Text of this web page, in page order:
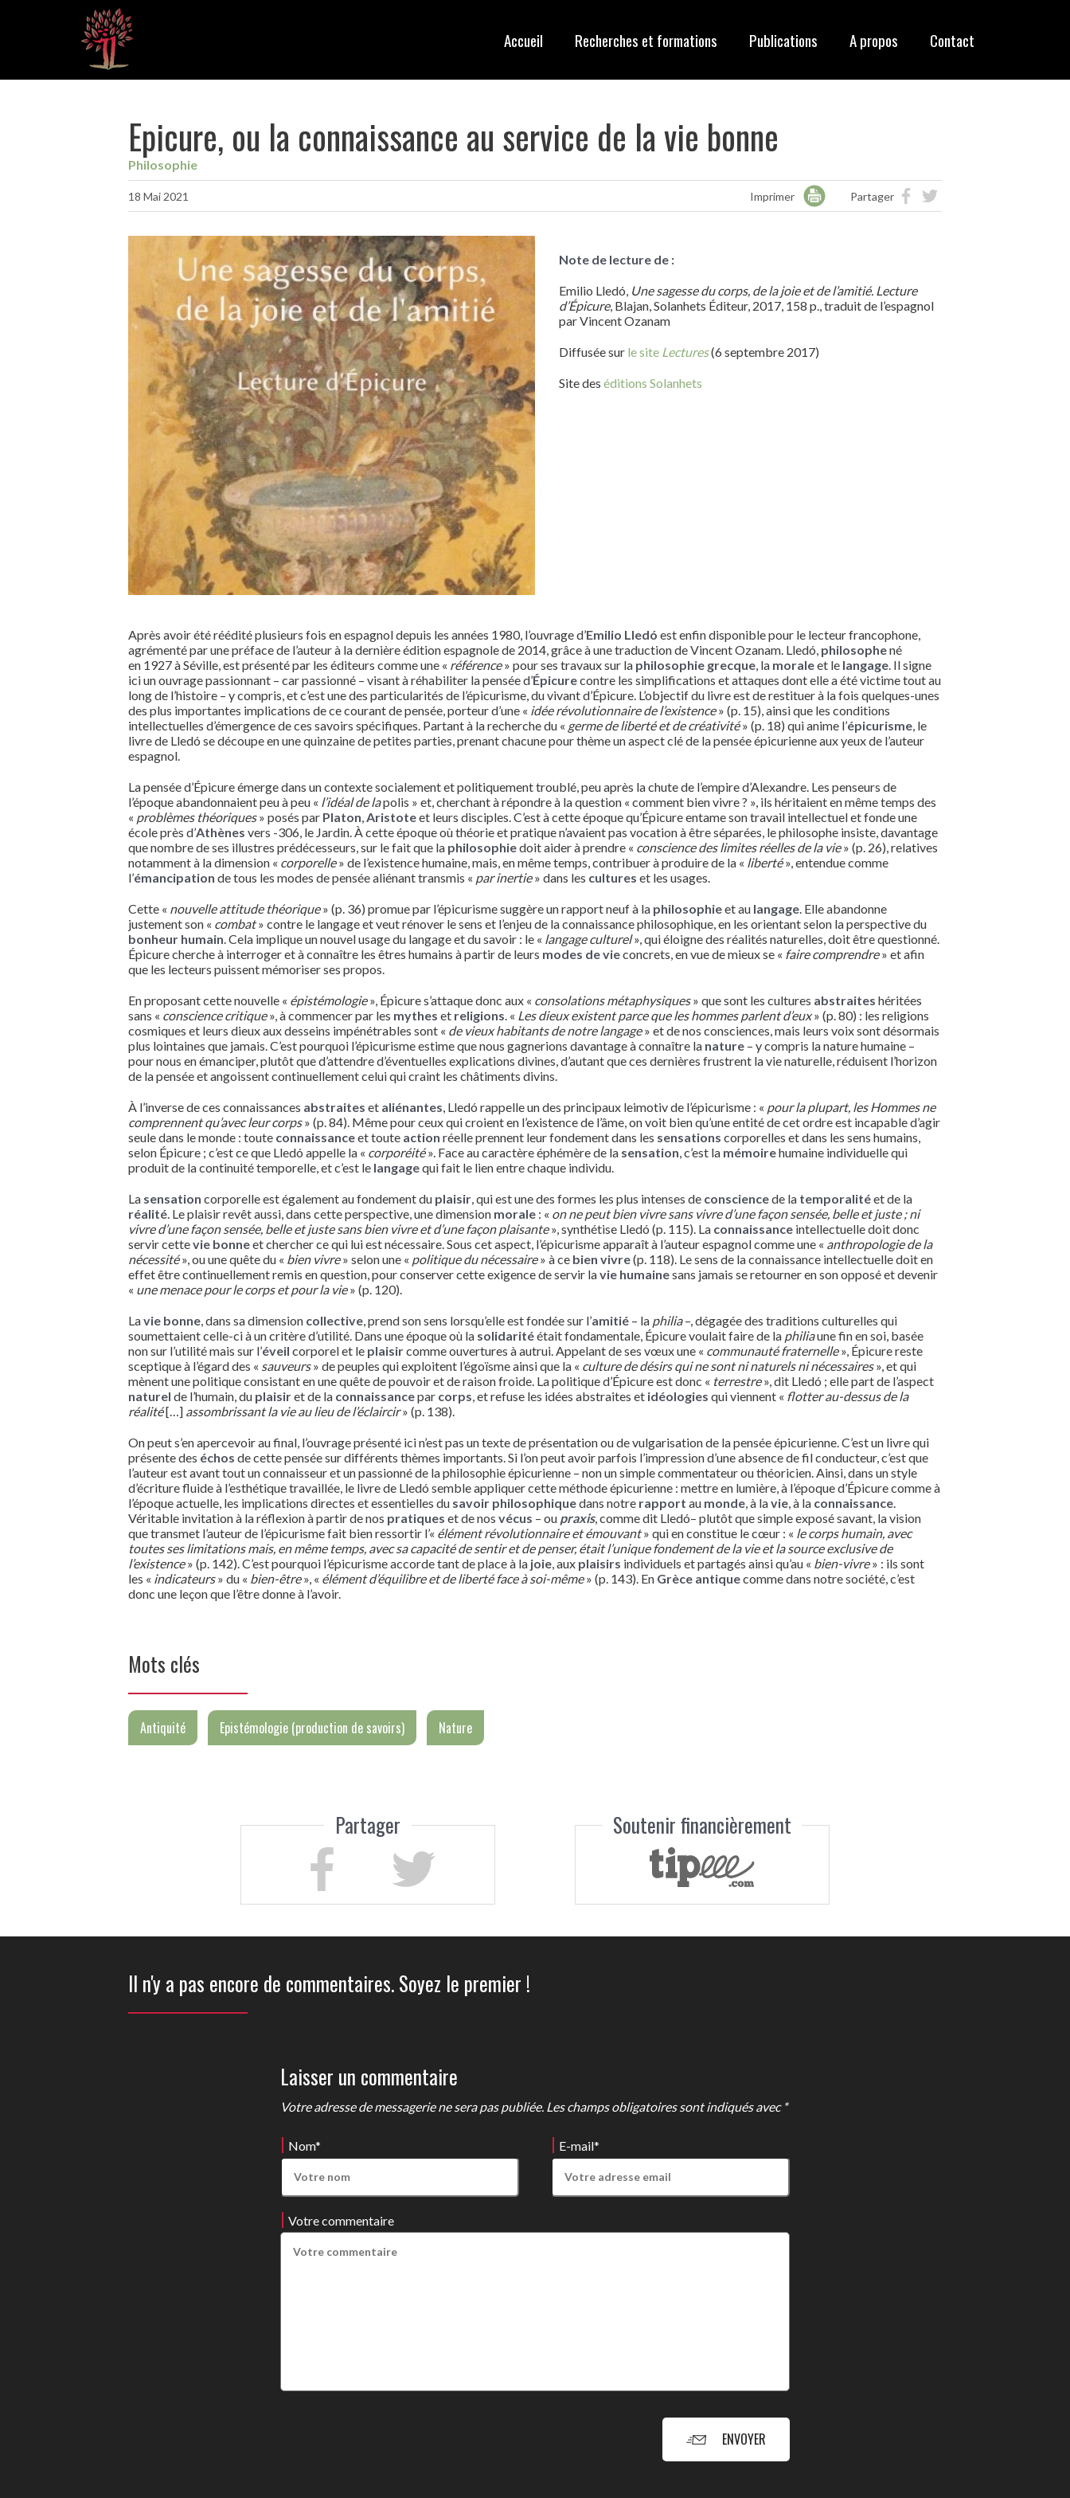
Accueil Recherches et formations Publications A propos Contact
Epicure, ou la connaissance au service de la vie bonne
Philosophie
18 Mai 2021 Imprimer Partager
Note de lecture de :
Emilio Lledó, Une sagesse du corps, de la joie et de l’amitié. Lecture
d’Épicure, Blajan, Solanhets Éditeur, 2017, 158 p., traduit de l’espagnol
par Vincent Ozanam
Diffusée sur le site Lectures(6 septembre 2017)
Site des éditions Solanhets
Après avoir été réédité plusieurs fois en espagnol depuis les années 1980, l’ouvrage d’Emilio Lledó est enfin disponible pour le lecteur francophone,
agrémenté par une préface de l’auteur à la dernière édition espagnole de 2014, grâce à une traduction de Vincent Ozanam. Lledó, philosophené
en 1927 à Séville, est présenté par les éditeurs comme une « référence» pour ses travaux sur la philosophie grecque , la moraleet le langage . Il signe
ici un ouvrage passionnant – car passionné – visant à réhabiliter la pensée d’Épicurecontre les simplifications et attaques dont elle a été victime tout au
long de l’histoire – y compris, et c’est une des particularités de l’épicurisme, du vivant d’Épicure. L’objectif du livre est de restituer à la fois quelques-unes
des plus importantes implications de ce courant de pensée, porteur d’une « idée révolutionnaire de l’existence» (p. 15), ainsi que les conditions
intellectuelles d’émergence de ces savoirs spécifiques. Partant à la recherche du « germe de liberté et de créativité» (p. 18) qui anime l’épicurisme , le
livre de Lledó se découpe en une quinzaine de petites parties, prenant chacune pour thème un aspect clé de la pensée épicurienne aux yeux de l’auteur
espagnol.
La pensée d’Épicure émerge dans un contexte socialement et politiquement troublé, peu après la chute de l’empire d’Alexandre. Les penseurs de
l’époque abandonnaient peu à peu « l’idéal de lapolis » et, cherchant à répondre à la question « comment bien vivre ? », ils héritaient en même temps des
« problèmes théoriques» posés par Platon Aristoteet leurs disciples. C’est à cette époque qu’Épicure entame son travail intellectuel et fonde une
école près d’Athènes vers -306, le Jardin. À cette époque où théorie et pratique n’avaient pas vocation à être séparées, le philosophe insiste, davantage
que nombre de ses illustres prédécesseurs, sur le fait que la philosophiedoit aider à prendre « conscience des limites réelles de la vie» (p. 26), relatives
notamment à la dimension « corporelle» de l’existence humaine, mais, en même temps, contribuer à produire de la « liberté», entendue comme
l’émancipation de tous les modes de pensée aliénant transmis « par inertie» dans les cultureset les usages.
Cette « nouvelle attitude théorique» (p. 36) promue par l’épicurisme suggère un rapport neuf à la philosophieet au langage . Elle abandonne
justement son « combat» contre le langage et veut rénover le sens et l’enjeu de la connaissance philosophique, en les orientant selon la perspective du
bonheur humain . Cela implique un nouvel usage du langage et du savoir : le « langage culturel», qui éloigne des réalités naturelles, doit être questionné.
Épicure cherche à interroger et à connaître les êtres humains à partir de leurs modes de vieconcrets, en vue de mieux se « faire comprendre» et afin
que les lecteurs puissent mémoriser ses propos.
En proposant cette nouvelle « épistémologie», Épicure s’attaque donc aux « consolations métaphysiques» que sont les cultures abstraiteshéritées
sans « conscience critique», à commencer par les mytheset religions . « Les dieux existent parce que les hommes parlent d’eux» (p. 80) : les religions
cosmiques et leurs dieux aux desseins impénétrables sont « de vieux habitants de notre langage» et de nos consciences, mais leurs voix sont désormais
plus lointaines que jamais. C’est pourquoi l’épicurisme estime que nous gagnerions davantage à connaître la nature – y compris la nature humaine –
pour nous en émanciper, plutôt que d’attendre d’éventuelles explications divines, d’autant que ces dernières frustrent la vie naturelle, réduisent l’horizon
de la pensée et angoissent continuellement celui qui craint les châtiments divins.
À l’inverse de ces connaissances abstraiteset aliénantes , Lledó rappelle un des principaux leimotiv de l’épicurisme : « pour la plupart, les Hommes ne
comprennent qu’avec leur corps» (p. 84). Même pour ceux qui croient en l’existence de l’âme, on voit bien qu’une entité de cet ordre est incapable d’agir
seule dans le monde : toute connaissanceet toute actionréelle prennent leur fondement dans les sensations corporelles et dans les sens humains,
selon Épicure ; c’est ce que Lledó appelle la « corporéité». Face au caractère éphémère de la sensation , c’est la mémoirehumaine individuelle qui
produit de la continuité temporelle, et c’est le langagequi fait le lien entre chaque individu.
La sensationcorporelle est également au fondement du plaisir , qui est une des formes les plus intenses de consciencede la temporalitéet de la
réalité . Le plaisir revêt aussi, dans cette perspective, une dimension morale : « on ne peut bien vivre sans vivre d’une façon sensée, belle et juste ; ni
vivre d’une façon sensée, belle et juste sans bien vivre et d’une façon plaisante», synthétise Lledó (p. 115). La connaissance intellectuelle doit donc
servir cettevie bonneet chercher ce qui lui est nécessaire. Sous cet aspect, l’épicurisme apparaît à l’auteur espagnol comme une « anthropologie de la
nécessité», ou une quête du « bien vivre» selon une « politique du nécessaire» à ce bien vivre(p. 118). Le sens de la connaissance intellectuelle doit en
effet être continuellement remis en question, pour conserver cette exigence de servir lavie humainesans jamais se retourner en son opposé et devenir
« une menace pour le corps et pour la vie» (p. 120).
Lavie bonne , dans sa dimension collective , prend son sens lorsqu’elle est fondée sur l’amitié – la philia–, dégagée des traditions culturelles qui
soumettaient celle-ci à un critère d’utilité. Dans une époque où la solidaritéétait fondamentale, Épicure voulait faire de la philiaune fin en soi, basée
non sur l’utilité mais sur l’éveil corporel et le plaisircomme ouvertures à autrui. Appelant de ses vœux une « communauté fraternelle», Épicure reste
sceptique à l’égard des « sauveurs» de peuples qui exploitent l’égoïsme ainsi que la « culture de désirs qui ne sont ni naturels ni nécessaires», et qui
mènent une politique consistant en une quête de pouvoir et de raison froide. La politique d’Épicure est donc « terrestre», dit Lledó ; elle part de l’aspect
naturelde l’humain, du plaisiret de la connaissancepar corps , et refuse les idées abstraites et idéologiesqui viennent « flotter au-dessus de la
réalité[…] assombrissant la vie au lieu de l’éclaircir» (p. 138).
On peut s’en apercevoir au final, l’ouvrage présenté ici n’est pas un texte de présentation ou de vulgarisation de la pensée épicurienne. C’est un livre qui
présente des échosde cette pensée sur différents thèmes importants. Si l’on peut avoir parfois l’impression d’une absence de fil conducteur, c’est que
l’auteur est avant tout un connaisseur et un passionné de la philosophie épicurienne – non un simple commentateur ou théoricien. Ainsi, dans un style
d’écriture fluide à l’esthétique travaillée, le livre de Lledó semble appliquer cette méthode épicurienne : mettre en lumière, à l’époque d’Épicure comme à
l’époque actuelle, les implications directes et essentielles du savoir philosophiquedans notre rapportau monde , à lavie , à la connaissance
Véritable invitation à la réflexion à partir de nos pratiqueset de nosvécus – ou praxis, comme dit Lledó– plutôt que simple exposé savant, la vision
que transmet l’auteur de l’épicurisme fait bien ressortir l’« élément révolutionnaire et émouvant» qui en constitue le cœur : « le corps humain, avec
toutes ses limitations mais, en même temps, avec sa capacité de sentir et de penser, était l’unique fondement de la vie et la source exclusive de
l’existence» (p. 142). C’est pourquoi l’épicurisme accorde tant de place à la joie , aux plaisirs individuels et partagés ainsi qu’au « bien-vivre» : ils sont
les « indicateurs» du « bien-être», « élément d’équilibre et de liberté face à soi-même» (p. 143). En Grèce antiquecomme dans notre société, c’est
donc une leçon que l’être donne à l’avoir.
Mots clés
Antiquité Epistémologie (production de savoirs) Nature
Partager Soutenir financièrement
Il n'y a pas encore de commentaires. Soyez le premier !
Laisser un commentaire
Votre adresse de messagerie ne sera pas publiée. Les champs obligatoires sont indiqués avec *
Nom* E-mail*
Votre commentaire
ENVOYER